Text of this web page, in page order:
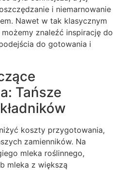
i niemarnowanie
Nawet w tak klasycznym
znaleźć inspirację do
do gotowania i
Tańsze
koszty przygotowania,
zamienników. Na
mleka roślinnego,
mleka z większą